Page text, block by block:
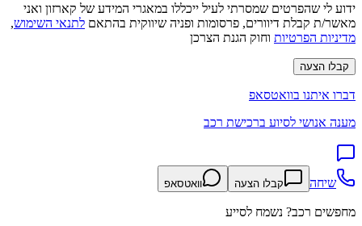
ידוע לי שהפרטים שמסרתי לעיל ייכללו במאגרי המידע של קארזון ואני
מאשר/ת קבלת דיוורים, פרסומות ופניה שיווקית בהתאם לתנאי השימוש,
מדיניות הפרטיות וחוק הגנת הצרכן
קבלו הצעה
דברו איתנו בוואטסאפ
מענה אנושי לסיוע ברכישת רכב
שיחה קבלו הצעה וואטסאפ
מחפשים רכב? נשמח לסייע